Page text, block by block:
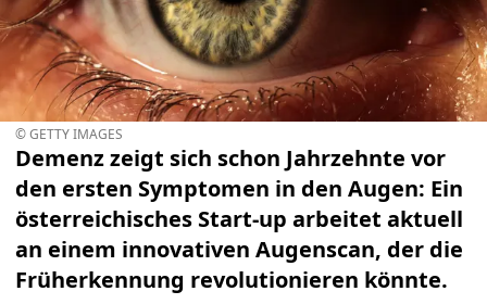
© GETTY IMAGES
Demenz zeigt sich schon Jahrzehnte vor
den ersten Symptomen in den Augen: Ein
österreichisches Start-up arbeitet aktuell
an einem innovativen Augenscan, der die
Früherkennung revolutionieren könnte.